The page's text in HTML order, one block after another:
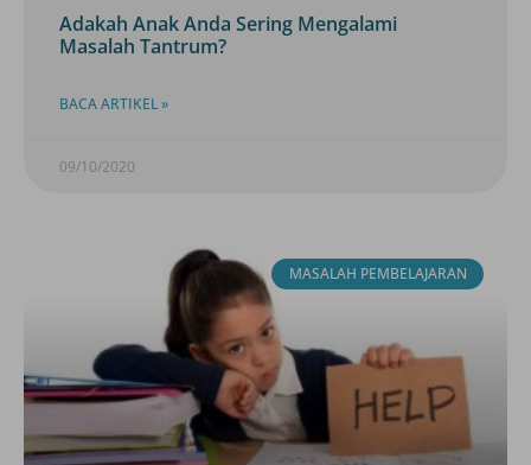
Adakah Anak Anda Sering Mengalami
Masalah Tantrum?
BACA ARTIKEL »
09/10/2020
MASALAH PEMBELAJARAN